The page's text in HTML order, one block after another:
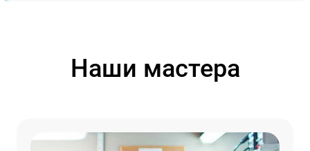
Наши мастера